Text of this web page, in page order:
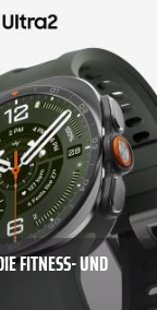
FITNESS- UND